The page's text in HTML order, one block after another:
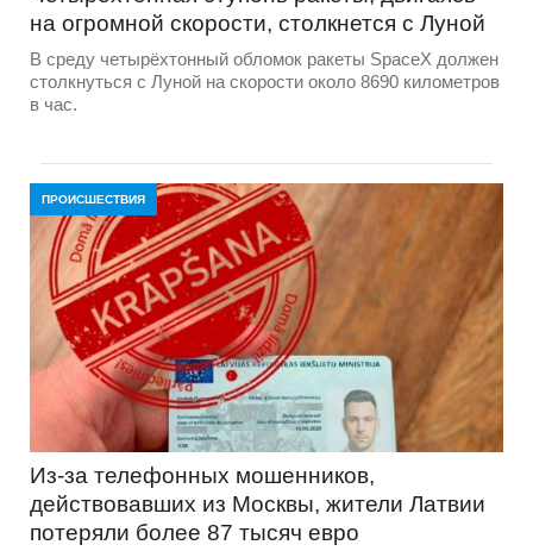
на огромной скорости, столкнется с Луной
В среду четырёхтонный обломок ракеты SpaceX должен
столкнуться с Луной на скорости около 8690 километров
в час.
ПРОИСШЕСТВИЯ
Из-за телефонных мошенников,
действовавших из Москвы, жители Латвии
потеряли более 87 тысяч евро